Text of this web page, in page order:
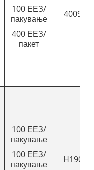
100 ЕЕЗ/
пакување
400 ЕЕЗ/
пакет
4009
100 ЕЕЗ/
пакување
100 ЕЕЗ/
пакување
H190